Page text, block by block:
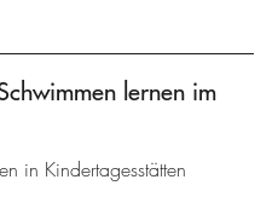
lernen im
in Kindertagesstätten